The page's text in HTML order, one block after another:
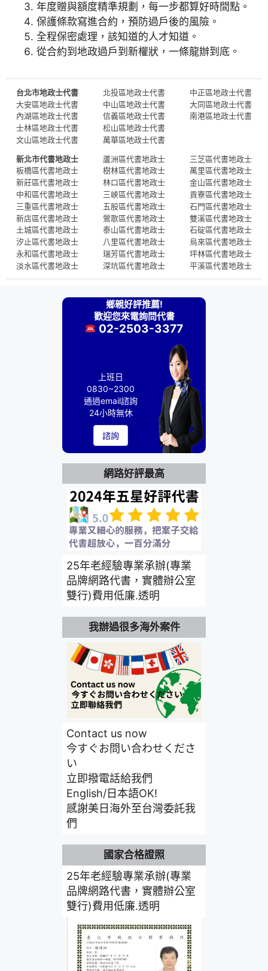
年度贈與額度精準規劃，每一步都算好時間點。
保護條款寫進合約，預防過戶後的風險。
全程保密處理，該知道的人才知道。
從合約到地政過戶到新權狀，一條龍辦到底。
台北市地政士代書
大安區地政士代書
內湖區地政士代書
士林區地政士代書
文山區地政士代書
北投區地政士代書
中山區地政士代書
信義區地政士代書
松山區地政士代書
萬華區地政士代書
中正區地政士代書
大同區地政士代書
南港區地政士代書
新北市代書地政士
板橋區代書地政士
新莊區代書地政士
中和區代書地政士
三重區代書地政士
新店區代書地政士
土城區代書地政士
汐止區代書地政士
永和區代書地政士
淡水區代書地政士
蘆洲區代書地政士
樹林區代書地政士
林口區代書地政士
三峽區代書地政士
五股區代書地政士
鶯歌區代書地政士
泰山區代書地政士
八里區代書地政士
瑞芳區代書地政士
深坑區代書地政士
三芝區代書地政士
萬里區代書地政士
金山區代書地政士
貢寮區代書地政士
石門區代書地政士
雙溪區代書地政士
石碇區代書地政士
烏來區代書地政士
坪林區代書地政士
平溪區代書地政士
鄉親好評推薦!
歡迎您來電詢問代書
02-2503-3377
上班日
0830~2300
通過email諮詢
24小時無休
諮詢
網路好評最高
25年老經驗專業承辦(專業
品牌網路代書，實體辦公室
雙行)費用低廉.透明
我辦過很多海外案件
Contact us now
今すぐお問い合わせくださ
い
立即撥電話給我們
English/日本語OK!
感謝美日海外至台灣委託我
們
國家合格證照
25年老經驗專業承辦(專業
品牌網路代書，實體辦公室
雙行)費用低廉.透明